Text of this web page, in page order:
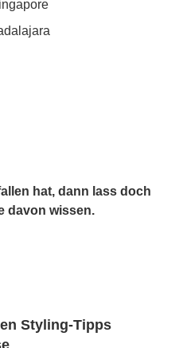
hat, dann lass doch
davon wissen.
Styling-Tipps